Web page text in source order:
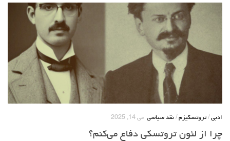
ادبی /تروتسکیزم / نقد سیاسی می 14, 2025
چرا از لئون تروتسکی دفاع می‌کنم؟